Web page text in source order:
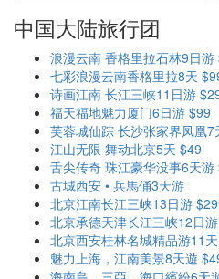
中国大陆旅行团
浪漫云南 香格里拉石林9日游
七彩浪漫云南香格里拉8天
诗画江南 长江三峡11日游
福天福地魅力厦门6日游 $99
芙蓉城仙踪 长沙张家界凤凰7
江山无限 舞动北京5天 $49
舌尖传奇 珠江豪华没事6天游
古城西安 • 兵馬俑3天游
北京江南长江三峡13日游
北京承德天津长江三峡12日
北京西安桂林名城精品游11
魅力上海，江南美景8天遊